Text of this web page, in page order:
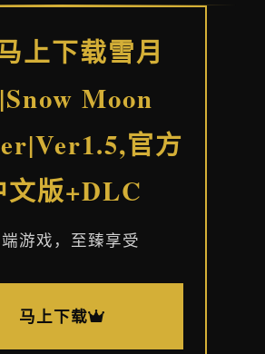
上下载雪月
Moon
官方
文版+DLC
游戏，至臻享受
马上下载